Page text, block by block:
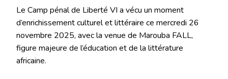
Le Camp pénal de Liberté VI a vécu un moment
d’enrichissement culturel et littéraire ce mercredi 26
novembre 2025, avec la venue de Marouba FALL,
figure majeure de l’éducation et de la littérature
africaine.